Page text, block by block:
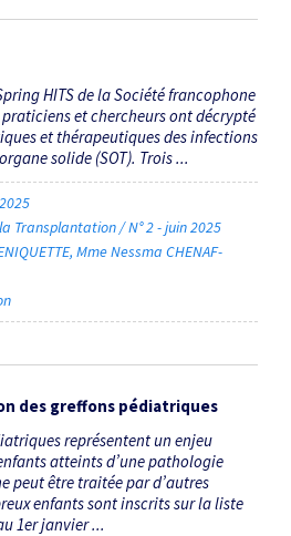
HITS de la Société francophone
et chercheurs ont décrypté
et thérapeutiques des infections
solide (SOT). Trois ...
Transplantation / N° 2 - juin 2025
Mme Nessma CHENAF-
des greffons pédiatriques
représentent un enjeu
atteints d’une pathologie
peut être traitée par d’autres
enfants sont inscrits sur la liste
1er janvier ...